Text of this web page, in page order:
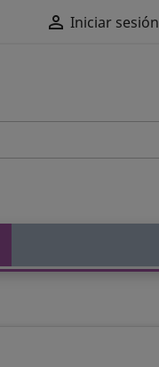
 Iniciar sesión